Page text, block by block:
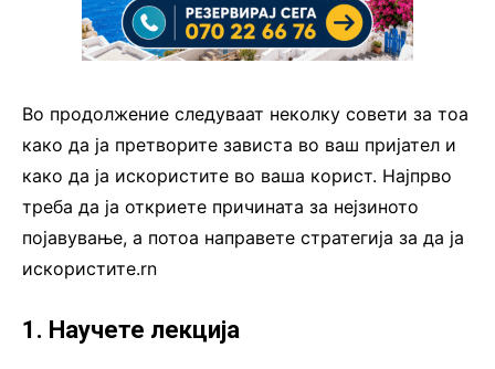
Во продолжение следуваат неколку совети за тоа
како да ја претворите зависта во ваш пријател и
како да ја искористите во ваша корист. Најпрво
треба да ја откриете причината за нејзиното
појавување, а потоа направете стратегија за да ја
искористите.rn
1. Научете лекција